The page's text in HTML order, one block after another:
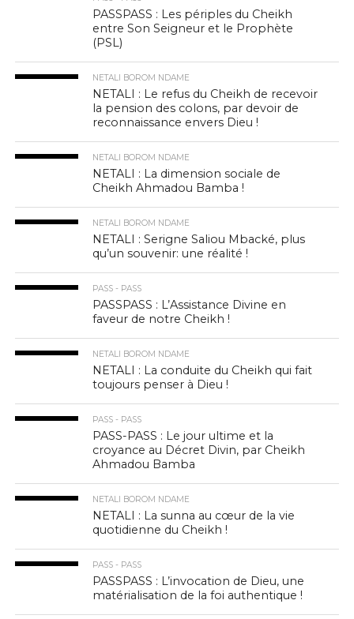
PASSPASS : Les périples du Cheikh
entre Son Seigneur et le Prophète
(PSL)
NETALI BOROM NDAME
NETALI : Le refus du Cheikh de recevoir
la pension des colons, par devoir de
reconnaissance envers Dieu !
NETALI BOROM NDAME
NETALI : La dimension sociale de
Cheikh Ahmadou Bamba !
NETALI BOROM NDAME
NETALI : Serigne Saliou Mbacké, plus
qu’un souvenir: une réalité !
PASS - PASS
PASSPASS : L’Assistance Divine en
faveur de notre Cheikh !
NETALI BOROM NDAME
NETALI : La conduite du Cheikh qui fait
toujours penser à Dieu !
PASS - PASS
PASS-PASS : Le jour ultime et la
croyance au Décret Divin, par Cheikh
Ahmadou Bamba
NETALI BOROM NDAME
NETALI : La sunna au cœur de la vie
quotidienne du Cheikh !
PASS - PASS
PASSPASS : L’invocation de Dieu, une
matérialisation de la foi authentique !